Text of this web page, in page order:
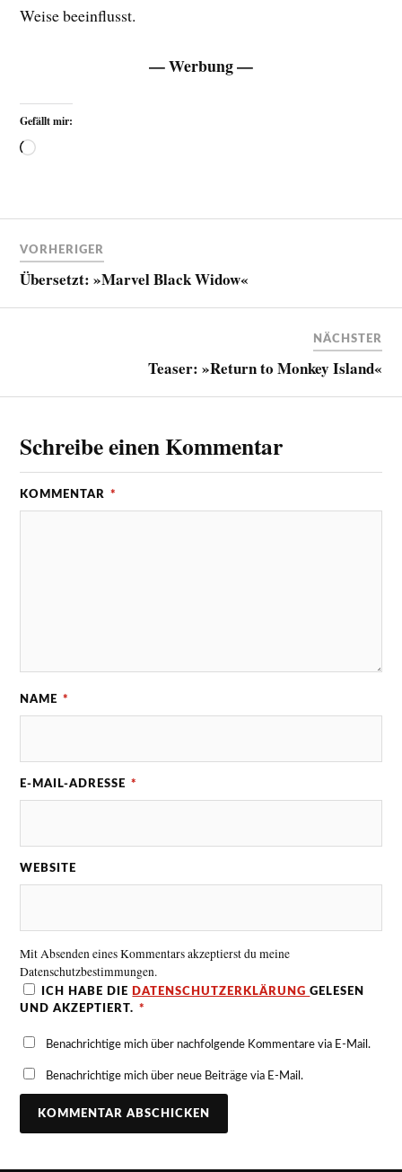
Weise beeinflusst.
— Werbung —
Gefällt mir:
VORHERIGER
Übersetzt: »Marvel Black Widow«
NÄCHSTER
Teaser: »Return to Monkey Island«
Schreibe einen Kommentar
KOMMENTAR *
NAME *
E-MAIL-ADRESSE *
WEBSITE
Mit Absenden eines Kommentars akzeptierst du meine
Datenschutzbestimmungen.
ICH HABE DIE DATENSCHUTZERKLÄRUNGGELESEN
UND AKZEPTIERT. *
Benachrichtige mich über nachfolgende Kommentare via E-Mail.
Benachrichtige mich über neue Beiträge via E-Mail.